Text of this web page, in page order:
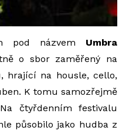
pod názvem Umbra
o sbor zaměřený na
hrající na housle, cello,
K tomu samozřejmě
čtyřdenním festivalu
působilo jako hudba z